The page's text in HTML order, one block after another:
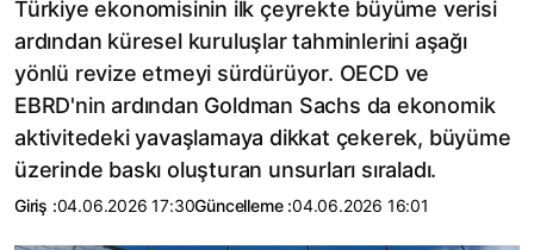
Türkiye ekonomisinin ilk çeyrekte büyüme verisi
ardından küresel kuruluşlar tahminlerini aşağı
yönlü revize etmeyi sürdürüyor. OECD ve
EBRD'nin ardından Goldman Sachs da ekonomik
aktivitedeki yavaşlamaya dikkat çekerek, büyüme
üzerinde baskı oluşturan unsurları sıraladı.
Giriş :04.06.2026 17:30Güncelleme :04.06.2026 16:01